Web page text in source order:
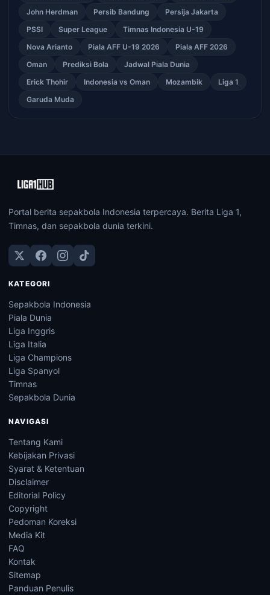
John Herdman
Persib Bandung
Persija Jakarta
PSSI
Super League
Timnas Indonesia U-19
Nova Arianto
Piala AFF U-19 2026
Piala AFF 2026
Oman
Prediksi Bola
Jadwal Piala Dunia
Erick Thohir
Indonesia vs Oman Mozambik
Liga 1
Garuda Muda
Portal berita sepakbola Indonesia terpercaya. Berita Liga 1,
Timnas, dan sepakbola dunia terkini.
KATEGORI
Sepakbola Indonesia
Piala Dunia
Liga Inggris
Liga Italia
Liga Champions
Liga Spanyol
Timnas
Sepakbola Dunia
NAVIGASI
Tentang Kami
Kebijakan Privasi
Syarat & Ketentuan
Disclaimer
Editorial Policy
Copyright
Pedoman Koreksi
Media Kit
FAQ
Kontak
Sitemap
Panduan Penulis